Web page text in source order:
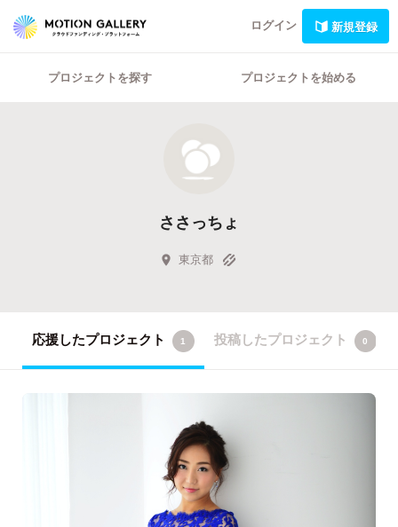
ログイン 新規登録
プロジェクトを探す プロジェクトを始める
ささっちょ
東京都
応援したプロジェクト 1 投稿したプロジェクト 0